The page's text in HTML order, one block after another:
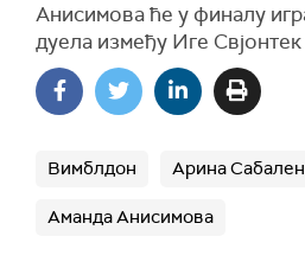
Анисимова ће у финалу
дуела између Иге
Вимблдон Арина
Аманда Анисимова